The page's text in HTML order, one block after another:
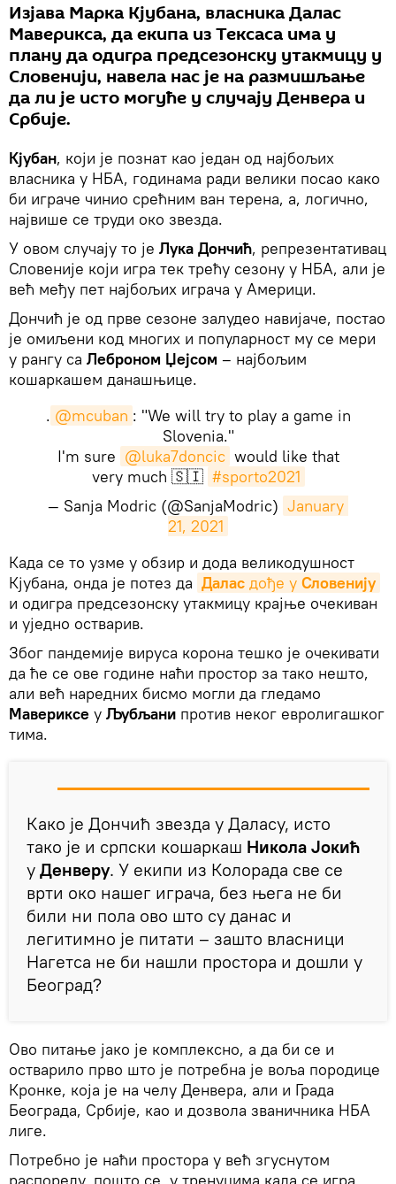
Изјава Марка Кјубана, власника Далас
Маверикса, да екипа из Тексаса има у
плану да одигра предсезонску утакмицу у
Словенији, навела нас је на размишљање
да ли је исто могуће у случају Денвера и
Србије.
Кјубан, који је познат као један од најбољих
власника у НБА, годинама ради велики посао како
би играче чинио срећним ван терена, а, логично,
највише се труди око звезда.
У овом случају то је Лука Дончић, репрезентативац
Словеније који игра тек трећу сезону у НБА, али је
већ међу пет најбољих играча у Америци.
Дончић је од прве сезоне залудео навијаче, постао
је омиљени код многих и популарност му се мери
у рангу са Леброном Џејсом – најбољим
кошаркашем данашњице.
. @mcuban : "We will try to play a game in
Slovenia."
I'm sure @luka7doncic would like that
very much 🇸🇮 #sporto2021
— Sanja Modric (@SanjaModric) January
21, 2021
Када се то узме у обзир и дода великодушност
Кјубана, онда је потез да Далас дође у Словенију
и одигра предсезонску утакмицу крајње очекиван
и уједно остварив.
Због пандемије вируса корона тешко је очекивати
да ће се ове године наћи простор за тако нешто,
али већ наредних бисмо могли да гледамо
Мавериксе у Љубљани против неког евролигашког
тима.
Како је Дончић звезда у Даласу, исто
тако је и српски кошаркаш Никола Јокић
у Денверу. У екипи из Колорада све се
врти око нашег играча, без њега не би
били ни пола ово што су данас и
легитимно је питати – зашто власници
Нагетса не би нашли простора и дошли у
Београд?
Ово питање јако је комплексно, а да би се и
остварило прво што је потребна је воља породице
Кронке, која је на челу Денвера, али и Града
Београда, Србије, као и дозвола званичника НБА
лиге.
Потребно је наћи простора у већ згуснутом